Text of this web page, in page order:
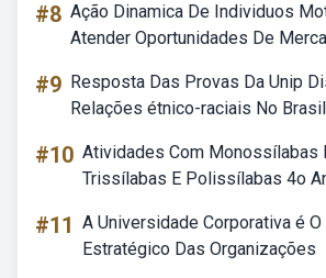
#8 Ação Dinamica De Individuos
Atender Oportunidades De
#9 Resposta Das Provas Da Unip
Relações étnico-raciais No Brasil
#10 Atividades Com Monossílabas
Trissílabas E Polissílabas 4o
#11 A Universidade Corporativa é O
Estratégico Das Organizações